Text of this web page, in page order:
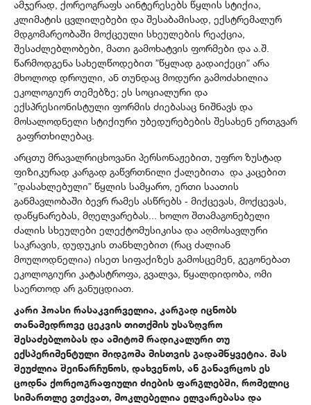
ამჯერად, ქორეოგრაფს აინტერესებს წყლის სტიქია,
კლიმატის ცვლილებები და შესაბამისად, ექსტრემალურ
მდგომარეობაში მოქცეული სხეულების რეაქცია,
შესაძლებლობები, მათი გამოხატვის ფორმები და ა.შ.
წარმოდგენა სახელწოდებით ”წყლად გადაიქეცი” არა
მხოლოდ დროული, ან თუნდაც მოდური გამოძახილია
ეკოლოგიურ თემებზე; ეს სოციალური და
ექსპრესიონისტული ფორმის ძიებასაც ნიშნავს და
მოსალოდნელი სტიქიური უბედურებების შესახენ ერთგვარ
გაფრთხილებაც.
არცთუ მრავალრიცხოვანი პერსონაჟებით, უფრო ზუსტად
ფიზიკურად კარგად გაწვრთნილი ქალებითა და კაცებით
”დასახლებული” წყლის სამყარო, ერთი საათის
განმავლობაში ბევრ რამეს ასწრებს - მიქცევას, მოქცევას,
დაწყნარებას, მღელვარებას... ხოლო შთამაგონებელი
ძალის სხეულები ელექტომუსიკისა და აღმოსავლური
საკრავის, დუდუკის თანხლებით (რაც ძალიან
მოულოდნელია) ისეთ სიფაქიზეს გამოსცემენ, გეგონებათ
ეკოლოგიური კატასტროფა, გვალვა, წყალდიდობა, ომი
საერთოდ არ განუცდიათ.
კარი ჰოასი რასაკვირველია, კარგად იცნობს
თანამედროვე ცეკვის თითქმის უსაზღვრო
შესაძებლობას და ამიტომ რადიკალური თუ
ექსპერიმენტული მიდგომა მისთვის გადამწყვეტია. მას
შეუძლია შეინარჩუნოს, დახვეწოს, ან განავრცოს ეს
ცოდნა ქორეოგრაფიული ძიების ფარგლებში, რომელიც
სიმართლე ვთქვათ, მოკლებელია ელვარებასა და